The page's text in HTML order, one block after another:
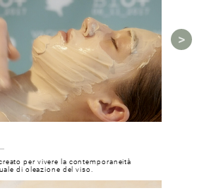
per vivere la contemporaneità
di oleazione del viso.